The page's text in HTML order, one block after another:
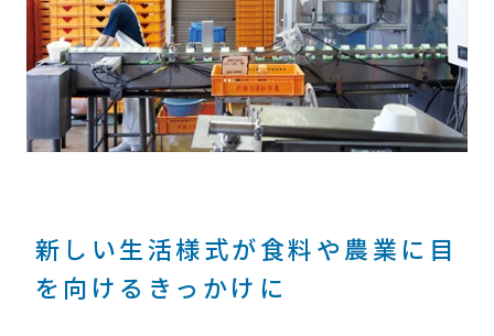
新しい生活様式が食料や農業に目
を向けるきっかけに